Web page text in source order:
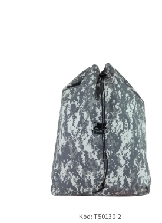
Kód: T50130-2